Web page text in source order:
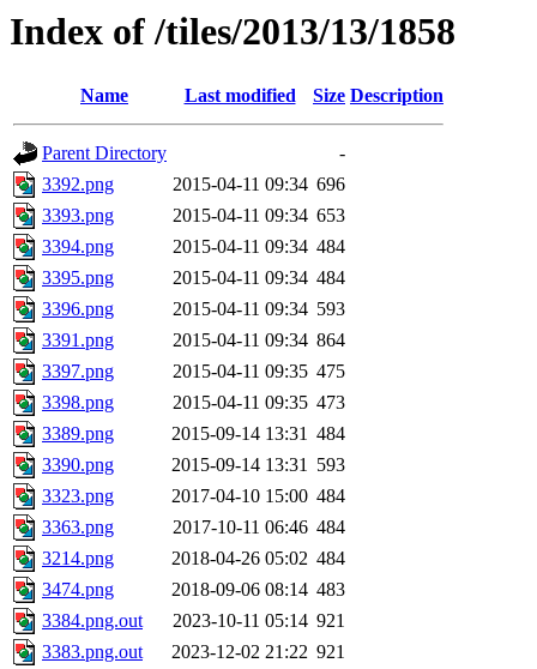
Index of /tiles/2013/13/1858
Name Last modified Size Description
Parent Directory
-
3392.png
2015-04-11 09:34 696
3393.png
2015-04-11 09:34 653
3394.png
2015-04-11 09:34 484
3395.png
2015-04-11 09:34 484
3396.png
2015-04-11 09:34 593
3391.png
2015-04-11 09:34 864
3397.png
2015-04-11 09:35 475
3398.png
2015-04-11 09:35 473
3389.png
2015-09-14 13:31 484
3390.png
2015-09-14 13:31 593
3323.png
2017-04-10 15:00 484
3363.png
2017-10-11 06:46 484
3214.png
2018-04-26 05:02 484
3474.png
2018-09-06 08:14 483
3384.png.out
2023-10-11 05:14 921
3383.png.out
2023-12-02 21:22 921